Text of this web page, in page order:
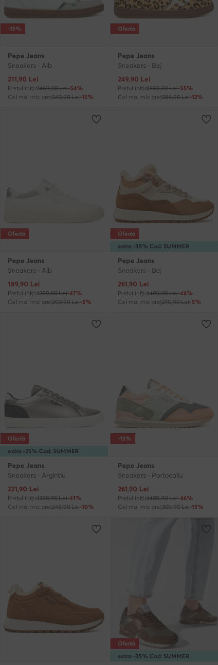
-15%
Pepe Jeans
Sneakers · Alb
Prețul actual
211,90 Lei
Prețul inițial469,00 Lei-54%
Cel mai mic preț249,90 Lei-15%
Ofertă
Pepe Jeans
Sneakers · Bej
Prețul actual
249,90 Lei
Prețul inițial559,00 Lei-55%
Cel mai mic preț286,90 Lei-12%
Ofertă
Pepe Jeans
Sneakers · Alb
Prețul actual
189,90 Lei
Prețul inițial359,00 Lei-47%
Cel mai mic preț200,90 Lei-5%
extra -35% Cod: SUMMER
Ofertă
Pepe Jeans
Sneakers · Bej
Prețul actual
261,90 Lei
Prețul inițial489,00 Lei-46%
Cel mai mic preț275,90 Lei-5%
extra -25% Cod: SUMMER
Ofertă
Pepe Jeans
Sneakers · Argintiu
Prețul actual
221,90 Lei
Prețul inițial380,90 Lei-41%
Cel mai mic preț248,90 Lei-10%
-15%
Pepe Jeans
Sneakers · Portocaliu
Prețul actual
261,90 Lei
Prețul inițial485,90 Lei-46%
Cel mai mic preț309,90 Lei-15%
extra -35% Cod: SUMMER
Ofertă